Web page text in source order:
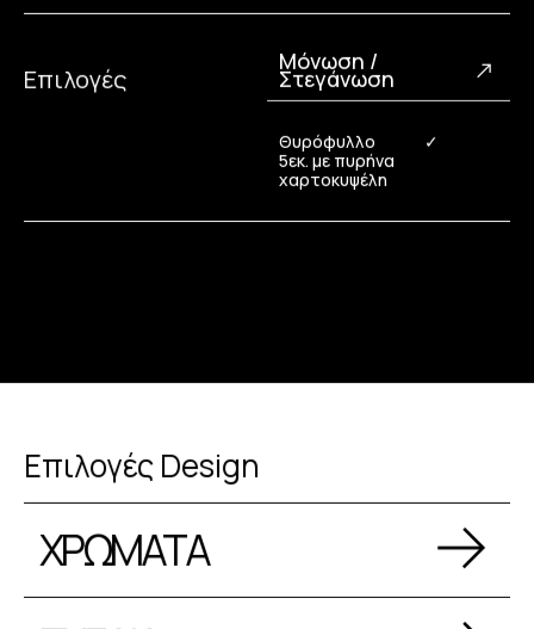
Επιλογές
Μόνωση /
Στεγάνωση
Θυρόφυλλο
5εκ. με πυρήνα
χαρτοκυψέλη
✓
Επιλογές Design
ΧΡΩΜΑΤΑ